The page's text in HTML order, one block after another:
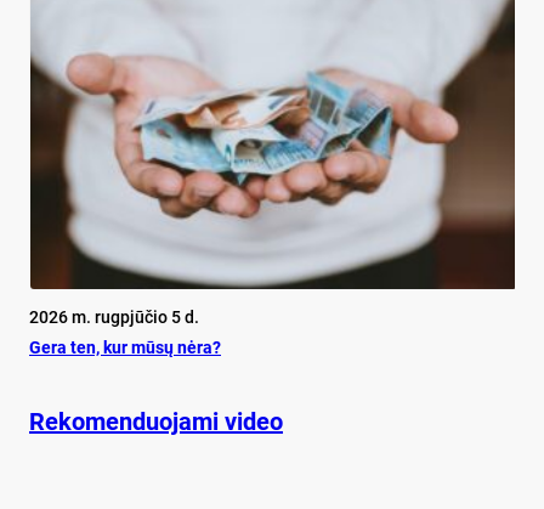
2026 m. rugpjūčio 5 d.
Ge­ra ten, kur mū­sų nė­ra?
Rekomenduojami video